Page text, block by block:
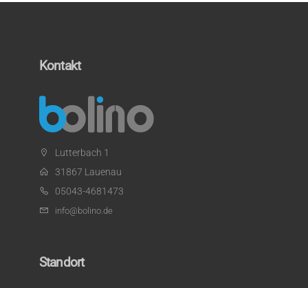
Kontakt
Lutterbach 1
31867 Lauenau
05043-4681473
info@bolino.de
Standort